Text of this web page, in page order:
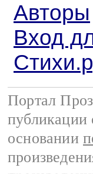
Авторы
Вход
Портал
публикации
основании